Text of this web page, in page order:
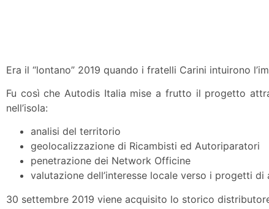
Era il “lontano” 2019 quando i fratelli Carini intuirono
Fu così che Autodis Italia mise a frutto il progetto
nell’isola:
analisi del territorio
geolocalizzazione di Ricambisti ed Autoriparatori
penetrazione dei Network Officine
valutazione dell’interesse locale verso i progetti
30 settembre 2019 viene acquisito lo storico